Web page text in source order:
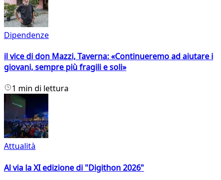
Dipendenze
il vice di don Mazzi, Taverna: «Continueremo ad aiutare i
giovani, sempre più fragili e soli»
1 min di lettura
Attualità
Al via la XI edizione di "Digithon 2026"